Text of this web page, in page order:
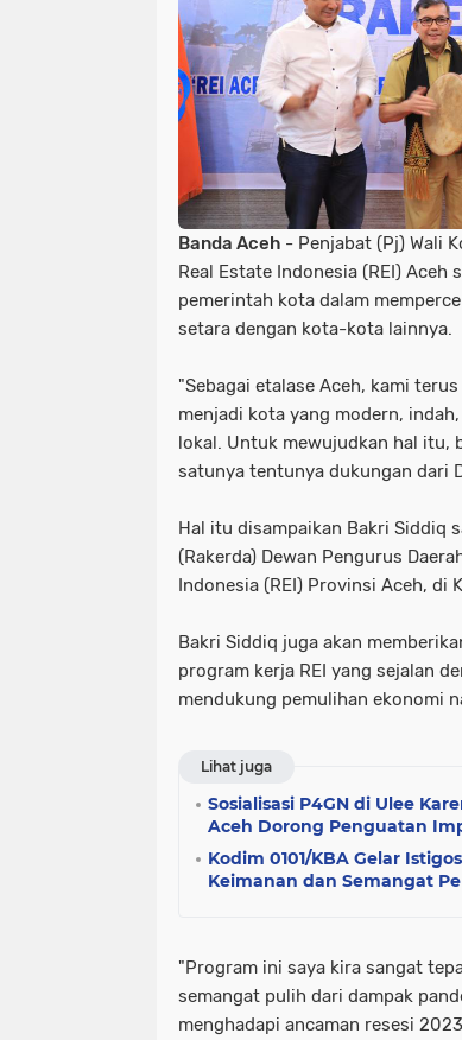
Banda Aceh - Penjabat (Pj) Wali
Real Estate Indonesia (REI) Aceh
pemerintah kota dalam
setara dengan kota-kota lainnya.
"Sebagai etalase Aceh, kami
menjadi kota yang modern,
lokal. Untuk mewujudkan hal itu,
satunya tentunya dukungan dari
Hal itu disampaikan Bakri Siddiq
(Rakerda) Dewan Pengurus
Indonesia (REI) Provinsi Aceh, di
Bakri Siddiq juga akan
program kerja REI yang sejalan
mendukung pemulihan ekonomi
Lihat juga
Sosialisasi P4GN di Ulee
Aceh Dorong Penguatan
Kodim 0101/KBA Gelar
Keimanan dan Semangat
"Program ini saya kira sangat
semangat pulih dari dampak
menghadapi ancaman resesi